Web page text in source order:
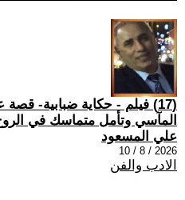
(17) فيلم - حكاية ضبابية-
المآسي وتأمل متماسك في
علي المسعود
2026 / 8 / 10
الادب والفن